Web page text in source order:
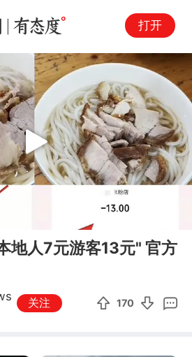
打开
Play
地人7元游客13元" 官方
关注 170